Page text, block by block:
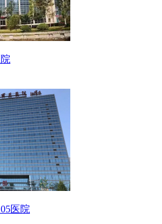
医院